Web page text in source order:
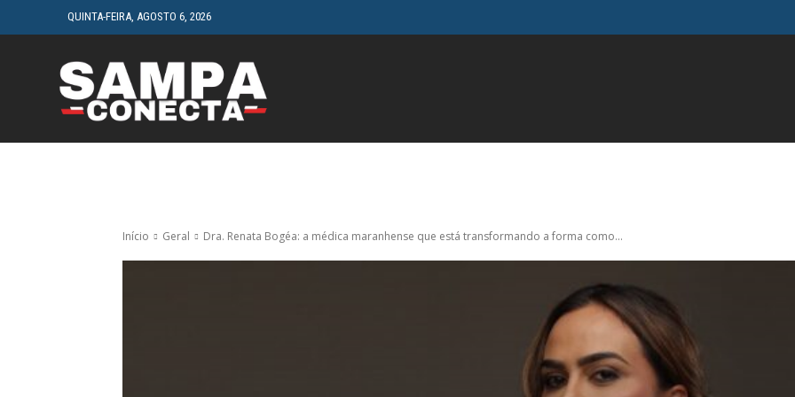
QUINTA-FEIRA, AGOSTO 6, 2026
Início Geral Dra. Renata Bogéa: a médica maranhense que está transformando a forma como...